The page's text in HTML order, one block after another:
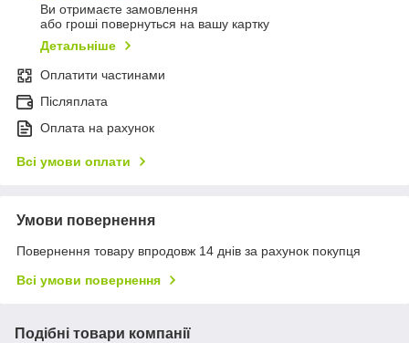
Ви отримаєте замовлення
або гроші повернуться на вашу картку
Детальніше
Оплатити частинами
Післяплата
Оплата на рахунок
Всі умови оплати
Умови повернення
Повернення товару впродовж 14 днів за рахунок покупця
Всі умови повернення
Подібні товари компанії